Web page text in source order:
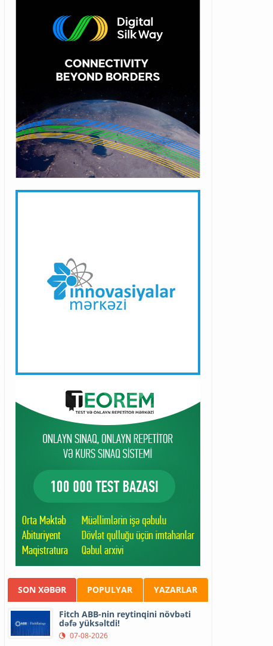
SON XƏBƏR POPULYAR YAZARLAR
Fitch ABB-nin reytinqini növbəti
dəfə yüksəltdi!
07-08-2026